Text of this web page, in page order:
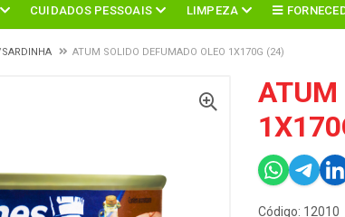
CUIDADOS PESSOAIS LIMPEZA
ATUM SOLIDO DEFUMADO OLEO 1X170G (24)
ATUM
Código: 12010